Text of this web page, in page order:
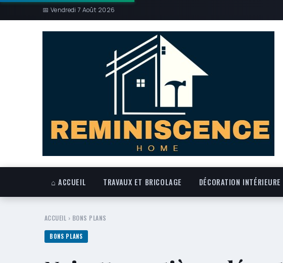
📅 Vendredi 7 Août 2026
⌂ ACCUEIL TRAVAUX ET BRICOLAGE DÉCORATION INTÉRIEURE
ACCUEIL › BONS PLANS
BONS PLANS